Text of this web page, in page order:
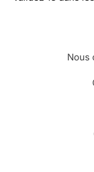
Nous